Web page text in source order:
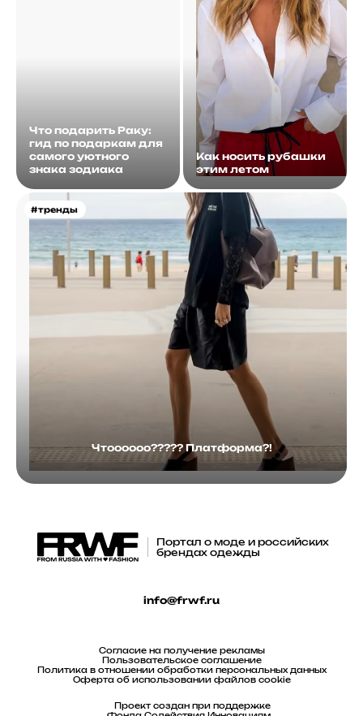
Что подарить Раку:
гид по подаркам для
самого уютного
знака зодиака
Как носить рубашки
этим летом
#тренды
Чтоооооо????? Платформа?!
Портал о моде и российских
брендах одежды
info@frwf.ru
Согласие на получение рекламы
Пользовательское соглашение
Политика в отношении обработки персональных данных
Оферта об использовании файлов cookie
Проект создан при поддержке